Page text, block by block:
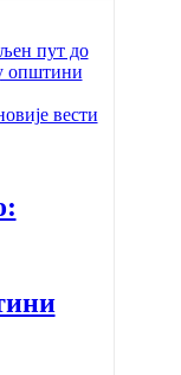
пут до
општини
вести